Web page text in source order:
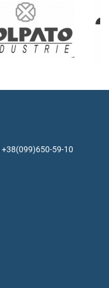
+38(099)650-59-10